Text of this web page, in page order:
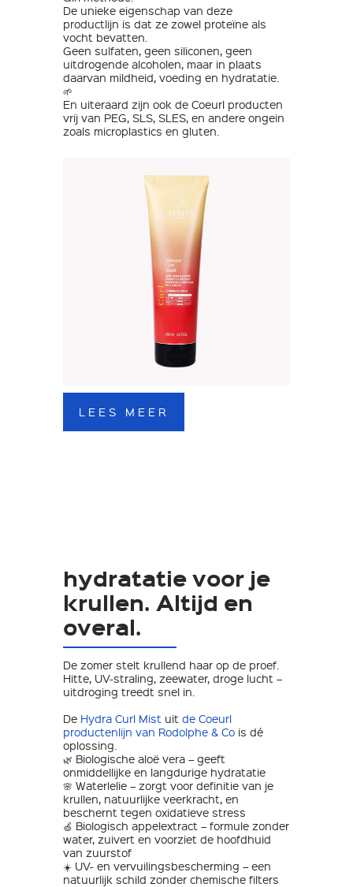
De unieke eigenschap van deze
productlijn is dat ze zowel proteïne als
vocht bevatten. ⁠
Geen sulfaten, geen siliconen, geen
uitdrogende alcoholen, maar in plaats
daarvan mildheid, voeding en hydratatie.
🌱⁠
En uiteraard zijn ook de Coeurl producten
vrij van PEG, SLS, SLES, en andere ongein
zoals microplastics en gluten.
LEES MEER
hydratatie voor je
krullen. Altijd en
overal.
De zomer stelt krullend haar op de proef.
Hitte, UV-straling, zeewater, droge lucht –
uitdroging treedt snel in.
De Hydra Curl Mist uit de Coeurl
productenlijn van Rodolphe & Co is dé
oplossing.
🌿 Biologische aloë vera – geeft
onmiddellijke en langdurige hydratatie
🌸 Waterlelie – zorgt voor definitie van je
krullen, natuurlijke veerkracht, en
beschernt tegen oxidatieve stress
🍏 Biologisch appelextract – formule zonder
water, zuivert en voorziet de hoofdhuid
van zuurstof
☀️ UV- en vervuilingsbescherming – een
natuurlijk schild zonder chemische filters